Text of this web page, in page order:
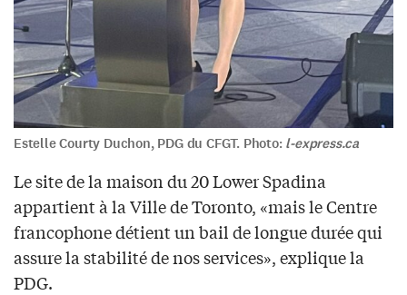
Estelle Courty Duchon, PDG du CFGT. Photo: l-express.ca
Le site de la maison du 20 Lower Spadina
appartient à la Ville de Toronto, «mais le Centre
francophone détient un bail de longue durée qui
assure la stabilité de nos services», explique la
PDG.